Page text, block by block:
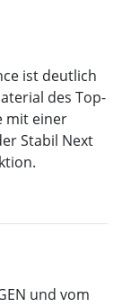
ist deutlich
des Top-
mit einer
Stabil Next
und vom